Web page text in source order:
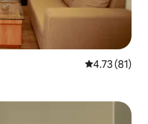
レビュー81
4.73 (81)